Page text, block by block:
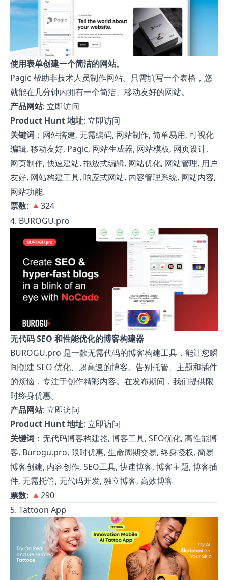
使用表单创建一个简洁的网站。
Pagic 帮助非技术人员制作网站。只需填写一个表格，您
就能在几分钟内拥有一个简洁、移动友好的网站。
产品网站: 立即访问
Product Hunt 地址: 立即访问
关键词 ：网站搭建, 无需编码, 网站制作, 简单易用, 可视化
编辑, 移动友好, Pagic, 网站生成器, 网站模板, 网页设计,
网页制作, 快速建站, 拖放式编辑, 网站优化, 网站管理, 用户
友好, 网站构建工具, 响应式网站, 内容管理系统, 网站内容,
网站功能.
票数: 🔺324
4. BUROGU.pro
无代码 SEO 和性能优化的博客构建器
BUROGU.pro 是一款无需代码的博客构建工具，能让您瞬
间创建 SEO 优化、超高速的博客。告别托管、主题和插件
的烦恼，专注于创作精彩内容。在发布期间，我们提供限
时终身优惠。
产品网站: 立即访问
Product Hunt 地址: 立即访问
关键词 ：无代码博客构建器, 博客工具, SEO优化, 高性能博
客, Burogu.pro, 限时优惠, 生命周期交易, 终身授权, 简易
博客创建, 内容创作, SEO工具, 快速博客, 博客主题, 博客插
件, 无需托管, 无代码开发, 独立博客, 高效博客
票数: 🔺290
5. Tattoon App